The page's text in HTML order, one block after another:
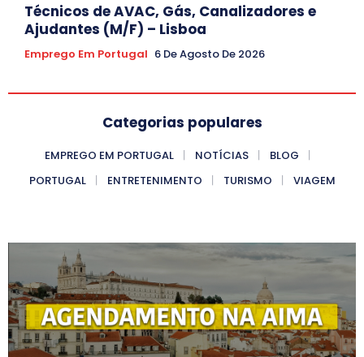
Técnicos de AVAC, Gás, Canalizadores e
Ajudantes (M/F) – Lisboa
Emprego Em Portugal 6 De Agosto De 2026
Categorias populares
EMPREGO EM PORTUGAL NOTÍCIAS
BLOG
PORTUGAL
ENTRETENIMENTO TURISMO VIAGEM